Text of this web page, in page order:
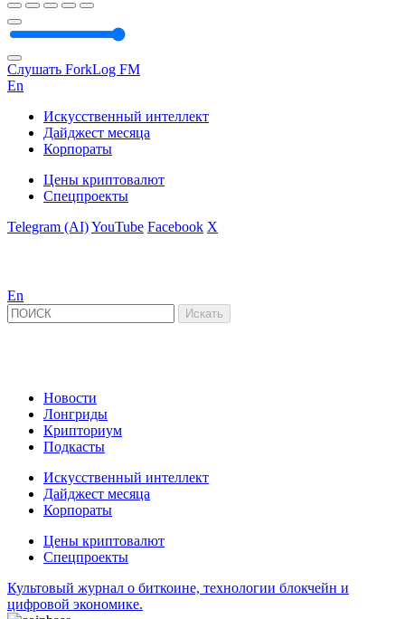
Слушать ForkLog FM
En
Искусственный интеллект
Дайджест месяца
Корпораты
Цены криптовалют
Спецпроекты
Telegram (AI)YouTube Facebook X
En
Новости
Лонгриды
Крипториум
Подкасты
Искусственный интеллект
Дайджест месяца
Корпораты
Цены криптовалют
Спецпроекты
Культовый журнал о биткоине, технологии блокчейн и
цифровой экономике.